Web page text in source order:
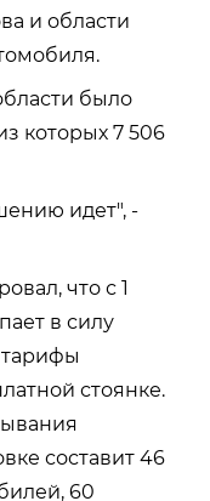
и области
было
которых 7 506
идет", -
что с 1
в силу
стоянке.
составит 46
60